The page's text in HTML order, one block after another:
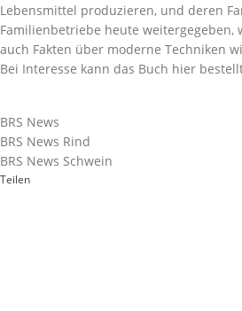
Lebensmittel produzieren, und deren
Familienbetriebe heute
auch Fakten über moderne Techniken
Bei Interesse kann das Buch hier
BRS News
BRS News Rind
BRS News Schwein
Teilen